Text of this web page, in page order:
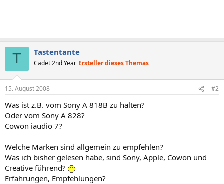
T Tastentante
Cadet 2nd Year Ersteller dieses Themas
15. August 2008 #2
Was ist z.B. vom Sony A 818B zu halten?
Oder vom Sony A 828?
Cowon iaudio 7?
Welche Marken sind allgemein zu empfehlen?
Was ich bisher gelesen habe, sind Sony, Apple, Cowon und
Creative führend?
Erfahrungen, Empfehlungen?